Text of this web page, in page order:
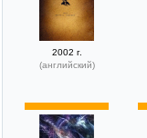
2002 г.
(английский)